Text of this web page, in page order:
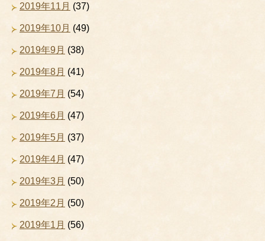
2019年11月 (37)
2019年10月 (49)
2019年9月 (38)
2019年8月 (41)
2019年7月 (54)
2019年6月 (47)
2019年5月 (37)
2019年4月 (47)
2019年3月 (50)
2019年2月 (50)
2019年1月 (56)